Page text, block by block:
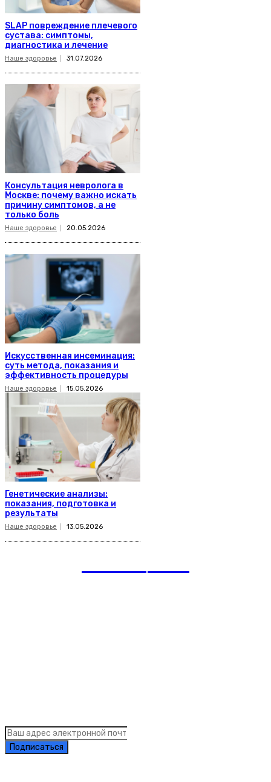
SLAP повреждение плечевого
сустава: симптомы,
диагностика и лечение
Наше здоровье 31.07.2026
Консультация невролога в
Москве: почему важно искать
причину симптомов, а не
только боль
Наше здоровье 20.05.2026
Искусственная инсеминация:
суть метода, показания и
эффективность процедуры
Наше здоровье 15.05.2026
Генетические анализы:
показания, подготовка и
результаты
Наше здоровье 13.05.2026
Подписаться